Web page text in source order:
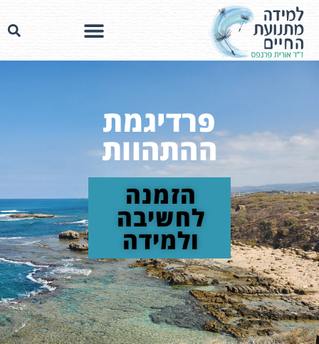
פרדיגמת
ההתהוות
הזמנה
לחשיבה
ולמידה